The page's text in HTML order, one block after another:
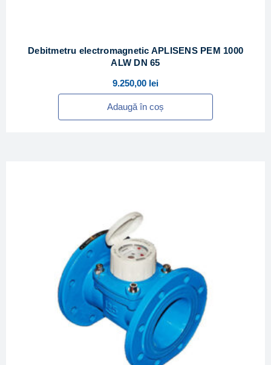
Debitmetru electromagnetic APLISENS PEM 1000
ALW DN 65
9.250,00 lei
Adaugă în coș